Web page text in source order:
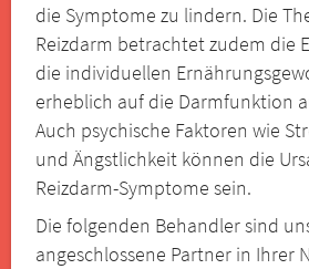
die Symptome zu lindern. Die
Reizdarm betrachtet zudem die
die individuellen
erheblich auf die Darmfunktion
Auch psychische Faktoren wie
und Ängstlichkeit können die
Reizdarm-Symptome sein.
Die folgenden Behandler sind
angeschlossene Partner in Ihrer